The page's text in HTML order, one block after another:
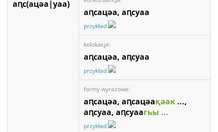
аԥс(ацәа|уаа)
аԥсацәа, аԥсуаа
przykład
kolokacje:
аԥсацәа, аԥсуаа
przykład
formy wyrazowe:
аԥсацәа, аԥсацәақәак ...,
аԥсуаа, аԥсуаагьы ...
przykład